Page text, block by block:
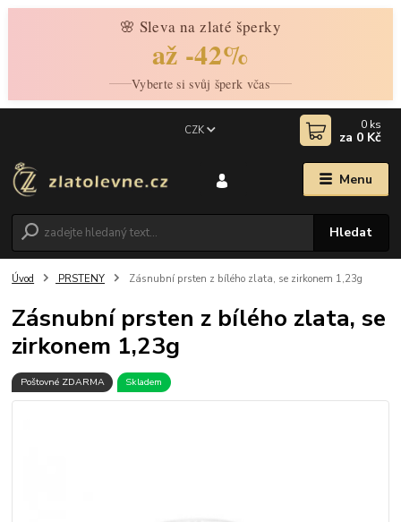
🌸 Sleva na zlaté šperky
až -42%
Vyberte si svůj šperk včas
Menu
CZK
Hledat
0 ks
za 0 Kč
Úvod PRSTENY Zásnubní prsten z bílého zlata, se zirkonem 1,23g
Zásnubní prsten z bílého zlata, se
zirkonem 1,23g
Poštovné ZDARMA Skladem